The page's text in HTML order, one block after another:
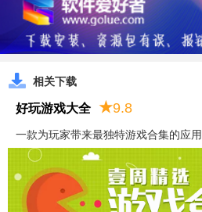
相关下载
好玩游戏大全 ★9.8
一款为玩家带来最独特游戏合集的应用